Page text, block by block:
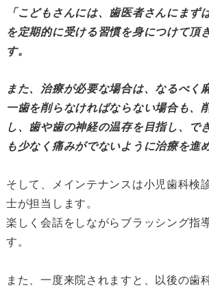
「こどもさんには、歯医者さんにまず
を定期的に受ける習慣を身につけて頂
す。
また、治療が必要な場合は、なるべく
一歯を削らなければならない場合も、
し、歯や歯の神経の温存を目指し、で
も少なく痛みがでないように治療を進
そして、メインテナンスは小児歯科検
士が担当します。
楽しく会話をしながらブラッシング指
す。
また、一度来院されますと、以後の歯